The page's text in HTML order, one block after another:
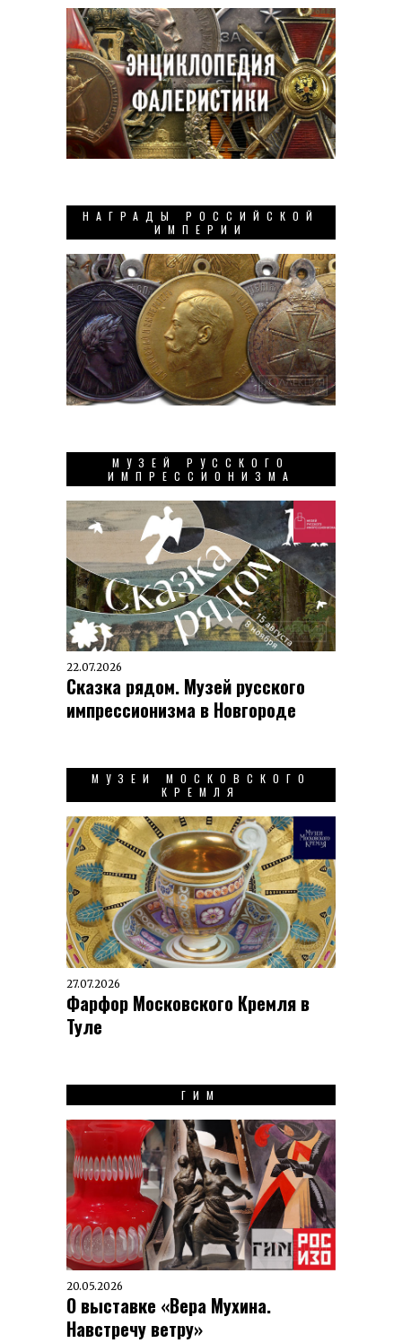
НАГРАДЫ РОССИЙСКОЙ
ИМПЕРИИ
МУЗЕЙ РУССКОГО
ИМПРЕССИОНИЗМА
22.07.2026
Сказка рядом. Музей русского
импрессионизма в Новгороде
МУЗЕИ МОСКОВСКОГО
КРЕМЛЯ
27.07.2026
Фарфор Московского Кремля в
Туле
ГИМ
20.05.2026
О выставке «Вера Мухина.
Навстречу ветру»